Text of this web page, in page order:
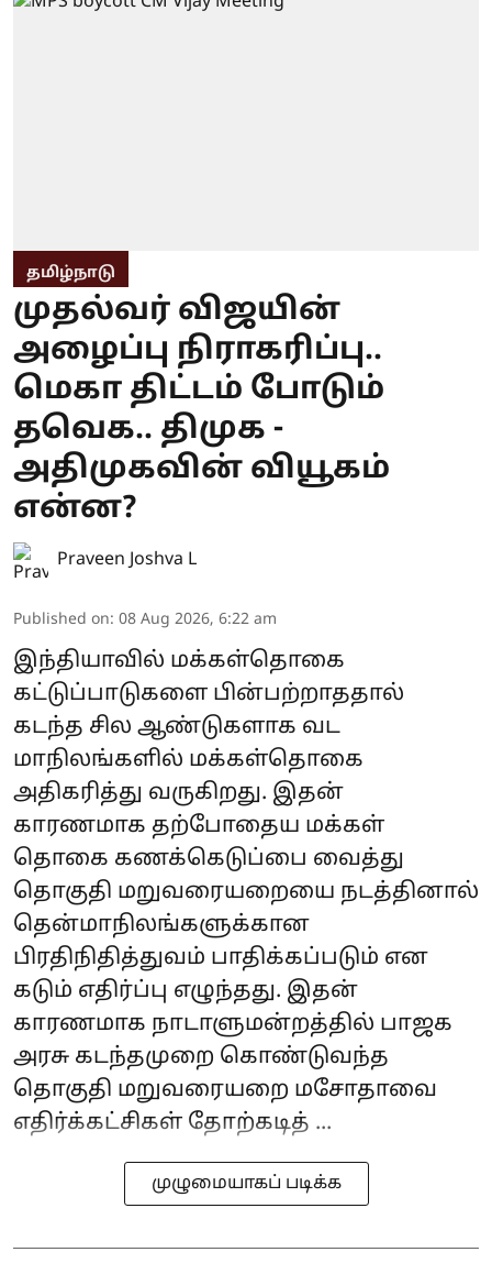
தமிழ்நாடு
முதல்வர் விஜயின்
அழைப்பு நிராகரிப்பு..
மெகா திட்டம் போடும்
தவெக.. திமுக -
அதிமுகவின் வியூகம்
என்ன?
Praveen Joshva L
Published on: 08 Aug 2026, 6:22 am
இந்தியாவில் மக்கள்தொகை
கட்டுப்பாடுகளை பின்பற்றாததால்
கடந்த சில ஆண்டுகளாக வட
மாநிலங்களில் மக்கள்தொகை
அதிகரித்து வருகிறது. இதன்
காரணமாக தற்போதைய மக்கள்
தொகை கணக்கெடுப்பை வைத்து
தொகுதி மறுவரையறையை நடத்தினால்
தென்மாநிலங்களுக்கான
பிரதிநிதித்துவம் பாதிக்கப்படும் என
கடும் எதிர்ப்பு எழுந்தது. இதன்
காரணமாக நாடாளுமன்றத்தில் பாஜக
அரசு கடந்தமுறை கொண்டுவந்த
தொகுதி மறுவரையறை மசோதாவை
எதிர்க்கட்சிகள் தோற்கடித் ...
முழுமையாகப் படிக்க